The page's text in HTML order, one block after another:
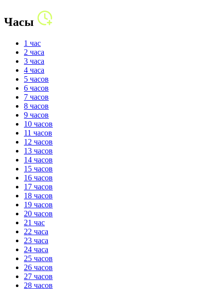
Часы
1 час
2 часа
3 часа
4 часа
5 часов
6 часов
7 часов
8 часов
9 часов
10 часов
11 часов
12 часов
13 часов
14 часов
15 часов
16 часов
17 часов
18 часов
19 часов
20 часов
21 час
22 часа
23 часа
24 часа
25 часов
26 часов
27 часов
28 часов